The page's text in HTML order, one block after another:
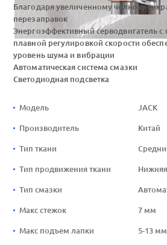
Благодаря увеличенному челноку
перезаправок
Энергоэффективный серводвигатель
плавной регулировкой скорости
уровень шума и вибрации
Автоматическая система смазки
Светодиодная подсветка
Модель JACK
Производитель Китай
Тип ткани
Тип продвижения ткани
Тип смазки
Макс стежок 7 мм
Макс подъем лапки 5-13 мм